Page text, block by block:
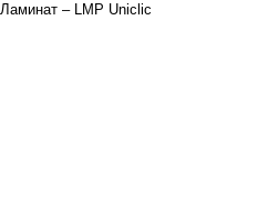
– LMP Uniclic